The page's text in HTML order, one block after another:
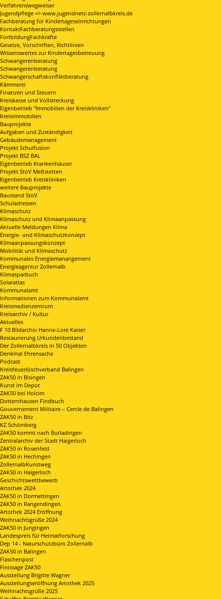
Verfahrenswegweiser
Jugendpflege => www.jugendnetz-zollernalbkreis.de
Fachberatung für Kindertageseinrichtungen
KontaktFachberatungsstellen
FortbildungFachkräfte
Gesetze, Vorschriften, Richtlinien
Wissenswertes zur Kindertagesbetreuung
Schwangerenberatung
Schwangerenberatung
Schwangerschaftskonfliktberatung
Kämmerei
Finanzen und Steuern
Kreiskasse und Vollstreckung
Eigenbetrieb "Immobilien der Kreiskliniken"
Kreisimmobilien
Bauprojekte
Aufgaben und Zuständigkeit
Gebäudemanagement
Projekt Schulfusion
Projekt BSZ BAL
Eigenbetrieb Krankenhäuser
Projekt StoV Meßstetten
Eigenbetrieb Kreiskliniken
weitere Bauprojekte
Baustand StoV
Schuladressen
Klimaschutz
Klimaschutz und Klimaanpassung
Aktuelle Meldungen Klima
Energie- und Klimaschutzkonzept
Klimaanpassungskonzept
Mobilität und Klimaschutz
Kommunales Energiemanangement
Energieagentur Zollernalb
Klimasparbuch
Solaratlas
Kommunalamt
Informationen zum Kommunalamt
Kreismedienzentrum
Kreisarchiv / Kultur
Aktuelles
F 10 Bildarchiv Hanne-Lore Kaiser
Restaurierung Urkundenbestand
Der Zollernalbkreis in 50 Objekten
Denkmal Ehrensache
Podcast
Kreisfeuerlöschverband Balingen
ZAK50 in Bisingen
Kunst im Depot
ZAK50 bei Holcim
Dotternhausen Findbuch
Gouvernement Militaire – Cercle de Balingen
ZAK50 in Bitz
KZ Schömberg
ZAK50 kommt nach Burladingen
Zentralarchiv der Stadt Haigerloch
ZAK50 in Rosenfeld
ZAK50 in Hechingen
ZollernalbKunstweg
ZAK50 in Haigerloch
Geschichtswettbewerb
Artothek 2024
ZAK50 in Dormettingen
ZAK50 in Rangendingen
Artothek 2024 Eröffnung
Weihnachtsgrüße 2024
ZAK50 in Jungingen
Landespreis für Heimatforschung
Dep 14 - Naturschutzbüro Zollernalb
ZAK50 in Balingen
Flaschenpost
Finissage ZAK50
Ausstellung Brigitte Wagner
Ausstellungseröffnung Artothek 2025
Weihnachtsgrüße 2025